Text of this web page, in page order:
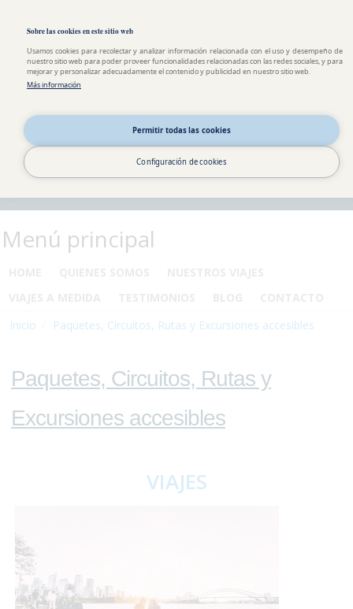
Sobre las cookies en este sitio web
Usamos cookies para recolectar y analizar información relacionada con el uso y desempeño de
nuestro sitio web para poder proveer funcionalidades relacionadas con las redes sociales, y para
mejorar y personalizar adecuadamente el contenido y publicidad en nuestro sitio web.
Más información
Permitir todas las cookies
Configuración de cookies
Menú principal
Inicio
Paquetes, Circuitos, Rutas y Excursiones accesibles
Paquetes, Circuitos, Rutas y
Excursiones accesibles
VIAJES